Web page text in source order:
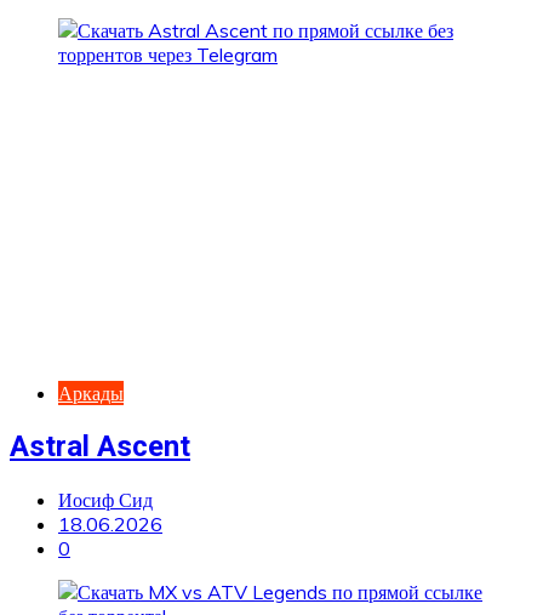
Аркады
Astral Ascent
Иосиф Сид
18.06.2026
0